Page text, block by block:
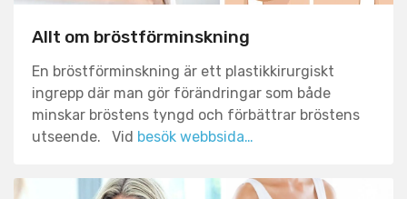
Allt om bröstförminskning
En bröstförminskning är ett plastikkirurgiskt
ingrepp där man gör förändringar som både
minskar bröstens tyngd och förbättrar bröstens
utseende. Vid besök webbsida…